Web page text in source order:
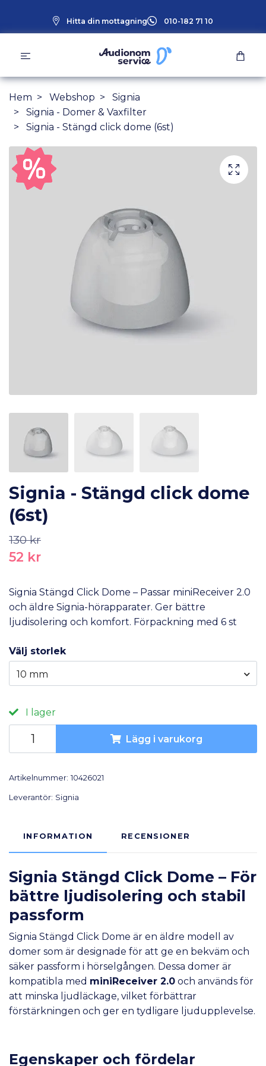
Hitta din mottagning 010-182 71 10
Hem Webshop
Signia
Signia - Domer & Vaxfilter
Signia - Stängd click dome (6st)
Signia - Stängd click dome
(6st)
130 kr
52 kr
Signia Stängd Click Dome – Passar miniReceiver 2.0
och äldre Signia-hörapparater. Ger bättre
ljudisolering och komfort. Förpackning med 6 st
Välj storlek
10 mm
I lager
Lägg i varukorg
Artikelnummer: 10426021
Leverantör: Signia
INFORMATION RECENSIONER
Signia Stängd Click Dome – För
bättre ljudisolering och stabil
passform
Signia Stängd Click Dome är en äldre modell av
domer som är designade för att ge en bekväm och
säker passform i hörselgången. Dessa domer är
kompatibla med miniReceiver 2.0 och används för
att minska ljudläckage, vilket förbättrar
förstärkningen och ger en tydligare ljudupplevelse.
Egenskaper och fördelar